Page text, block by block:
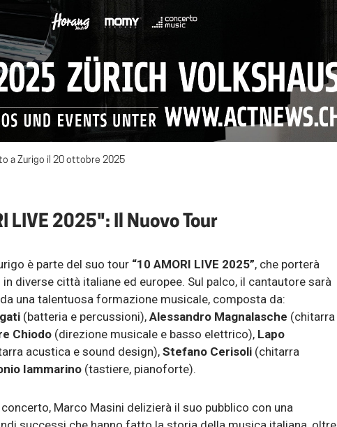
a Zurigo il 20 ottobre 2025
LIVE 2025": Il Nuovo Tour
è parte del suo tour “10 AMORI LIVE 2025”, che porterà
diverse città italiane ed europee. Sul palco, il cantautore sarà
una talentuosa formazione musicale, composta da:
(batteria e percussioni), Alessandro Magnalasche (chitarra
Chiodo(direzione musicale e basso elettrico), Lapo
acustica e sound design),Stefano Cerisoli(chitarra
Iammarino(tastiere, pianoforte).
Marco Masini delizierà il suo pubblico con una